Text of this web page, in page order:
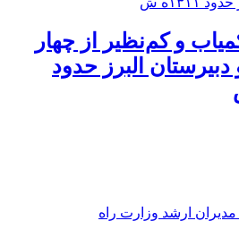
و کم‌نظیر از چهار
دبيرستان البرز حدود